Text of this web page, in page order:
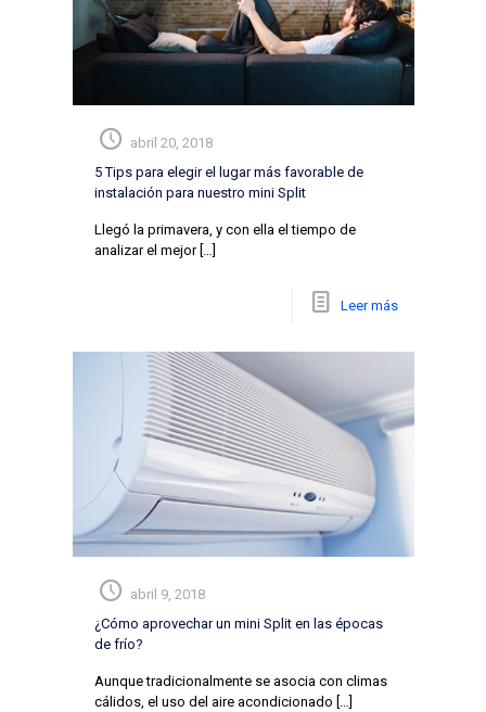
abril 20, 2018
5 Tips para elegir el lugar más favorable de
instalación para nuestro mini Split
Llegó la primavera, y con ella el tiempo de
analizar el mejor[…]
Leer más
abril 9, 2018
¿Cómo aprovechar un mini Split en las épocas
de frío?
Aunque tradicionalmente se asocia con climas
cálidos, el uso del aire acondicionado […]